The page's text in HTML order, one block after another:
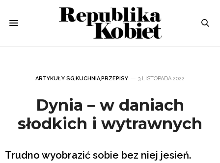
ARTYKUŁY SG,KUCHNIA,PRZEPISY 3 LISTOPADA 2022
Dynia – w daniach
słodkich i wytrawnych
Trudno wyobrazić sobie bez niej jesień.